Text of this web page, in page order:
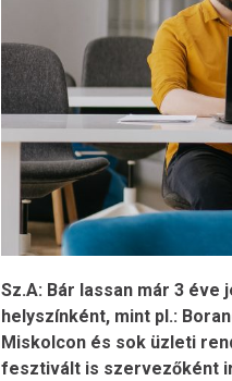
Sz.A: Bár lassan már 3
helyszínként, mint pl.:
Miskolcon és sok üzleti
fesztivált is szervezőként